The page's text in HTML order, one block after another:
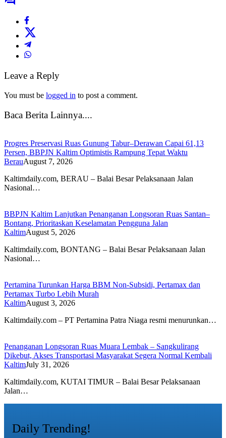
Leave a Reply
You must be logged in to post a comment.
Baca Berita Lainnya....
Progres Preservasi Ruas Gunung Tabur–Derawan Capai 61,13
Persen, BBPJN Kaltim Optimistis Rampung Tepat Waktu
BerauAugust 7, 2026
Kaltimdaily.com, BERAU – Balai Besar Pelaksanaan Jalan
Nasional…
BBPJN Kaltim Lanjutkan Penanganan Longsoran Ruas Santan–
Bontang, Prioritaskan Keselamatan Pengguna Jalan
KaltimAugust 5, 2026
Kaltimdaily.com, BONTANG – Balai Besar Pelaksanaan Jalan
Nasional…
Pertamina Turunkan Harga BBM Non-Subsidi, Pertamax dan
Pertamax Turbo Lebih Murah
KaltimAugust 3, 2026
Kaltimdaily.com – PT Pertamina Patra Niaga resmi menurunkan…
Penanganan Longsoran Ruas Muara Lembak – Sangkulirang
Dikebut, Akses Transportasi Masyarakat Segera Normal Kembali
KaltimJuly 31, 2026
Kaltimdaily.com, KUTAI TIMUR – Balai Besar Pelaksanaan
Jalan…
Daily Trending!